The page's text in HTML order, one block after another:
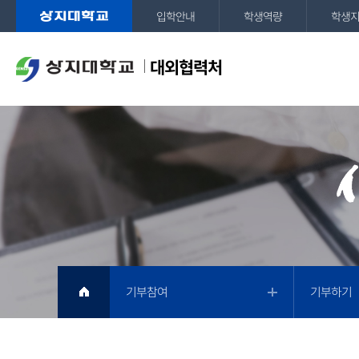
대외협력처
입학안내 학생역량 학생
기부참여 기부하기